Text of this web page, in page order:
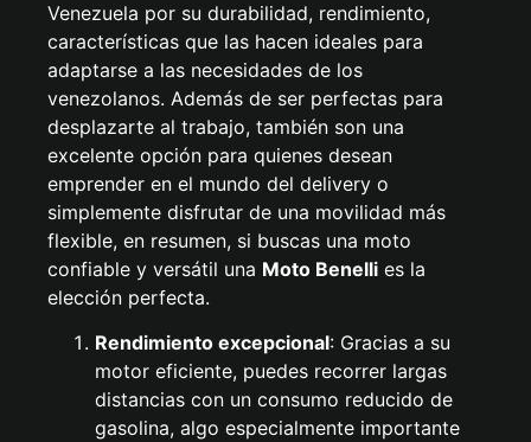
Venezuela por su durabilidad, rendimiento,
características que las hacen ideales para
adaptarse a las necesidades de los
venezolanos. Además de ser perfectas para
desplazarte al trabajo, también son una
excelente opción para quienes desean
emprender en el mundo del delivery o
simplemente disfrutar de una movilidad más
flexible, en resumen, si buscas una moto
confiable y versátil una Moto Benelli es la
elección perfecta.
Rendimiento excepcional: Gracias a su
motor eficiente, puedes recorrer largas
distancias con un consumo reducido de
gasolina, algo especialmente importante